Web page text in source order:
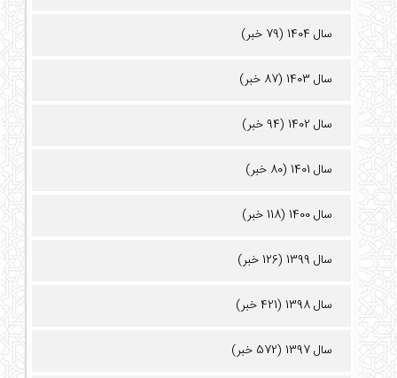
سال 1404 (79 خبر)
سال 1403 (87 خبر)
سال 1402 (94 خبر)
سال 1401 (80 خبر)
سال 1400 (118 خبر)
سال 1399 (126 خبر)
سال 1398 (421 خبر)
سال 1397 (572 خبر)